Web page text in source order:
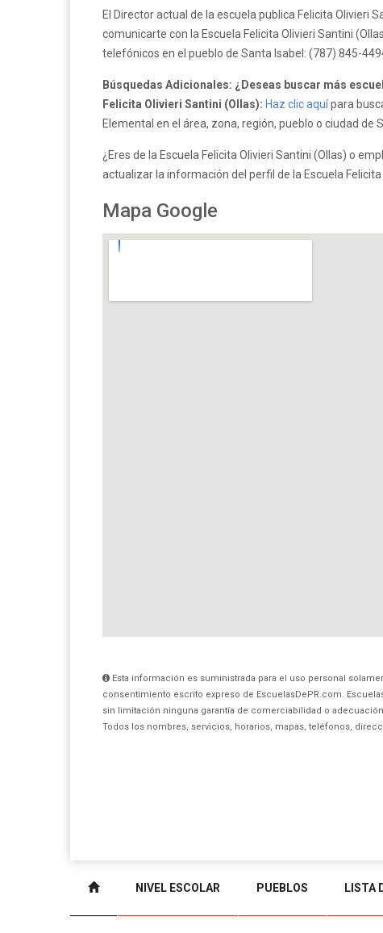
El Director actual de la escuela publica Felicita Olivieri
comunicarte con la Escuela Felicita Olivieri Santini
telefónicos en el pueblo de Santa Isabel: (787) 845-
Búsquedas Adicionales: ¿Deseas buscar más
Felicita Olivieri Santini (Ollas): Haz clic aquípara
Elemental en el área, zona, región, pueblo o ciudad de
¿Eres de la Escuela Felicita Olivieri Santini (Ollas) o
actualizar la información del perfil de la Escuela Felicita
Mapa Google
Esta información es suministrada para el uso personal
consentimiento escrito expreso de EscuelasDePR.com.
sin limitación ninguna garantía de comerciabilidad o
Todos los nombres, servicios, horarios, mapas, teléfonos,
NIVEL ESCOLAR PUEBLOS LISTA